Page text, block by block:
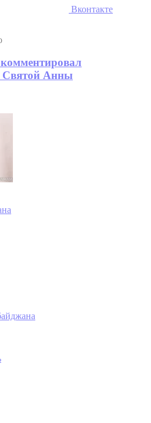
Вконтакте
Святой Анны